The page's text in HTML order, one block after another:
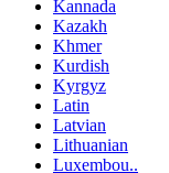
Kannada
Kazakh
Khmer
Kurdish
Kyrgyz
Latin
Latvian
Lithuanian
Luxembou..